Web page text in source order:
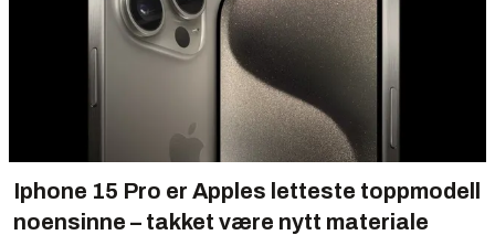
Iphone 15 Pro er Apples letteste toppmodell
noensinne – takket være nytt materiale